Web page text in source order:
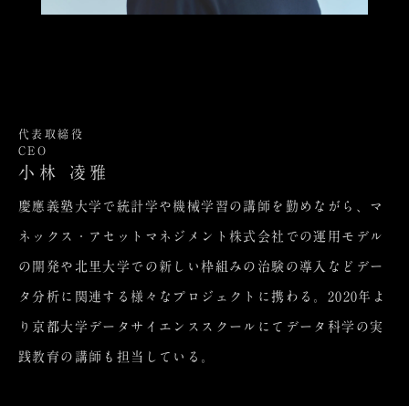
代表取締役
CEO
小林 凌雅
慶應義塾大学で統計学や機械学習の講師を勤めながら、マ
ネックス・アセットマネジメント株式会社での運用モデル
の開発や北里大学での新しい枠組みの治験の導入などデー
タ分析に関連する様々なプロジェクトに携わる。2020年よ
り京都大学データサイエンススクールにてデータ科学の実
践教育の講師も担当している。